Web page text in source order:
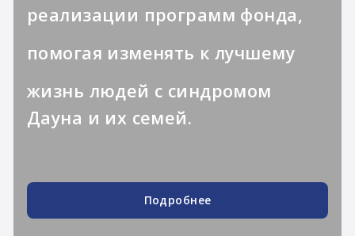
реализации программ фонда,
помогая изменять к лучшему
жизнь людей с синдромом
Дауна и их семей.
Подробнее